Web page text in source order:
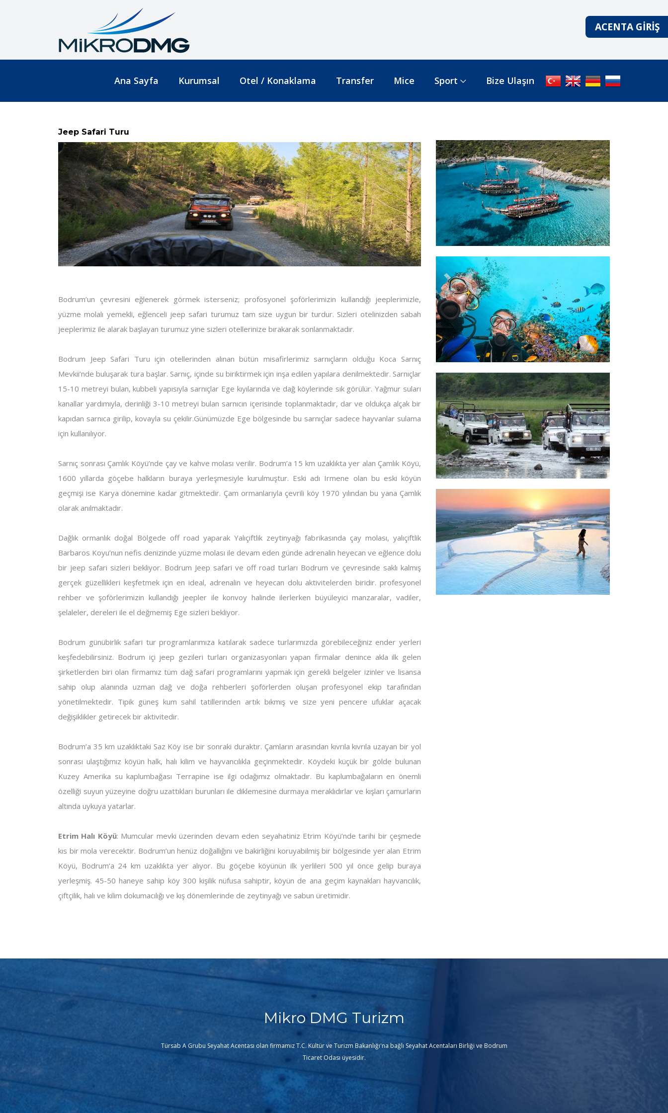
ACENTA GIRIŞ
Ana Sayfa Kurumsal Otel / Konaklama Transfer Mice Sport Bize Ulaşın
Jeep Safari Turu
Bodrum’un çevresini eğlenerek görmek isterseniz; profosyonel şoförlerimizin kullandığı jeeplerimizle,
yüzme molalı yemekli, eğlenceli jeep safari turumuz tam size uygun bir turdur. Sizleri otelinizden sabah
jeeplerimiz ile alarak başlayan turumuz yine sizleri otellerinize bırakarak sonlanmaktadır.
Bodrum Jeep Safari Turu için otellerinden alınan bütün misafirlerimiz sarnıçların olduğu Koca Sarnıç
Mevkii’nde buluşarak tura başlar. Sarnıç, içinde su biriktirmek için inşa edilen yapılara denilmektedir. Sarnıçlar
15-10 metreyi bulan, kubbeli yapısıyla sarnıçlar Ege kıyılarında ve dağ köylerinde sık görülür. Yağmur suları
kanallar yardımıyla, derinliği 3-10 metreyi bulan sarnıcın içerisinde toplanmaktadır, dar ve oldukça alçak bir
kapıdan sarnıca girilip, kovayla su çekilir.Günümüzde Ege bölgesinde bu sarnıçlar sadece hayvanlar sulama
için kullanılıyor.
Sarnıç sonrası Çamlık Köyü’nde çay ve kahve molası verilir. Bodrum’a 15 km uzaklıkta yer alan Çamlık Köyü,
1600 yıllarda göçebe halkların buraya yerleşmesiyle kurulmuştur. Eski adı Irmene olan bu eski köyün
geçmişi ise Karya dönemine kadar gitmektedir. Çam ormanlarıyla çevrili köy 1970 yılından bu yana Çamlık
olarak anılmaktadır.
Dağlık ormanlık doğal Bölgede off road yaparak Yalıçiftlik zeytinyağı fabrikasında çay molası, yalıçiftlik
Barbaros Koyu’nun nefis denizinde yüzme molası ile devam eden günde adrenalin heyecan ve eğlence dolu
bir jeep safari sizleri bekliyor. Bodrum Jeep safari ve off road turları Bodrum ve çevresinde saklı kalmış
gerçek güzellikleri keşfetmek için en ideal, adrenalin ve heyecan dolu aktivitelerden biridir. profesyonel
rehber ve şoförlerimizin kullandığı jeepler ile konvoy halinde ilerlerken büyüleyici manzaralar, vadiler,
şelaleler, dereleri ile el değmemiş Ege sizleri bekliyor.
Bodrum günübirlik safari tur programlarımıza katılarak sadece turlarımızda görebileceğiniz ender yerleri
keşfedebilirsiniz. Bodrum içi jeep gezileri turları organizasyonları yapan firmalar denince akla ilk gelen
şirketlerden biri olan firmamız tüm dağ safari programlarını yapmak için gerekli belgeler izinler ve lisansa
sahip olup alanında uzman dağ ve doğa rehberleri şoförlerden oluşan profesyonel ekip tarafından
yönetilmektedir. Tipik güneş kum sahil tatillerinden artık bıkmış ve size yeni pencere ufuklar açacak
değişiklikler getirecek bir aktivitedir.
Bodrum’a 35 km uzaklıktaki Saz Köy ise bir sonraki duraktır. Çamların arasından kıvrıla kıvrıla uzayan bir yol
sonrası ulaştığımız köyün halk, halı kilim ve hayvancılıkla geçinmektedir. Köydeki küçük bir gölde bulunan
Kuzey Amerika su kaplumbağası Terrapine ise ilgi odağımız olmaktadır. Bu kaplumbağaların en önemli
özelliği suyun yüzeyine doğru uzattıkları burunları ile diklemesine durmaya meraklıdırlar ve kışları çamurların
altında uykuya yatarlar.
Etrim Halı Köyü: Mumcular mevki üzerinden devam eden seyahatiniz Etrim Köyü’nde tarihi bir çeşmede
kıs bir mola verecektir. Bodrum’un henüz doğallığını ve bakirliğini koruyabilmiş bir bölgesinde yer alan Etrim
Köyü, Bodrum’a 24 km uzaklıkta yer alıyor. Bu göçebe köyünün ilk yerlileri 500 yıl önce gelip buraya
yerleşmiş. 45-50 haneye sahip köy 300 kişilik nüfusa sahiptir, köyün de ana geçim kaynakları hayvancılık,
çiftçilik, halı ve kilim dokumacılığı ve kış dönemlerinde de zeytinyağı ve sabun üretimidir.
Mikro DMG Turizm
Türsab A Grubu Seyahat Acentası olan firmamız T.C. Kültür ve Turizm Bakanlığı'na bağlı Seyahat Acentaları Birliği ve Bodrum
Ticaret Odası üyesidir.